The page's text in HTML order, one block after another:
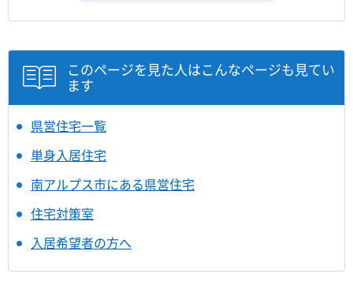
このページを見た人はこんなページも見てい
ます
県営住宅一覧
単身入居住宅
南アルプス市にある県営住宅
住宅対策室
入居希望者の方へ